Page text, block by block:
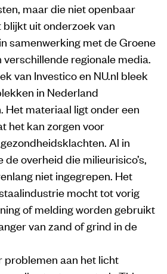
maar die niet openbaar
uit onderzoek van
samenwerking met de Groene
regionale media.
van Investico en NU.nl bleek
in Nederland
Het materiaal ligt onder een
het kan zorgen voor
Al in
overheid die milieurisico’s,
niet ingegrepen. Het
mocht tot vorig
of melding worden gebruikt
van zand of grind in de
problemen aan het licht